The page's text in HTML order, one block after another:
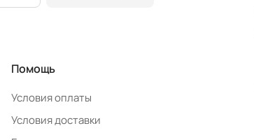
Помощь
Условия оплаты
Условия доставки